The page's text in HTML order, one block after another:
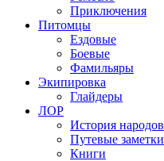
Приключения
Питомцы
Ездовые
Боевые
Фамильяры
Экипировка
Глайдеры
ЛОР
История народов
Путевые заметки
Книги